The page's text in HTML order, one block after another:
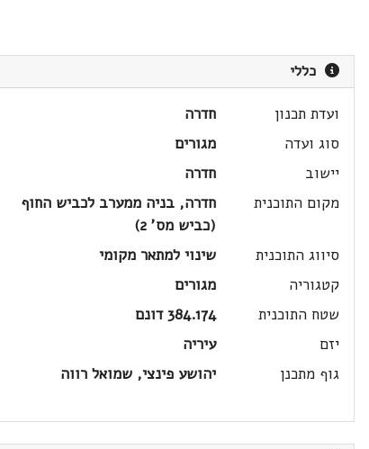
כללי
ועדת תכנון
חדרה
סוג ועדה
מגורים
יישוב
חדרה
מקום התוכנית
חדרה, בניה ממערב לכביש החוף
(כביש מס' 2)
סיווג התוכנית
שינוי למתאר מקומי
קטגוריה
מגורים
שטח התוכנית
384.174 דונם
יזם
עיריה
גוף מתכנן
יהושע פינצי, שמואל רווה